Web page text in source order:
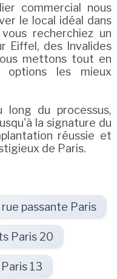
commercial nous
le local idéal dans
recherchiez un
Eiffel, des Invalides
mettons tout en
les mieux
long du processus,
la signature du
réussie et
de Paris.
passante Paris
Paris 20
13